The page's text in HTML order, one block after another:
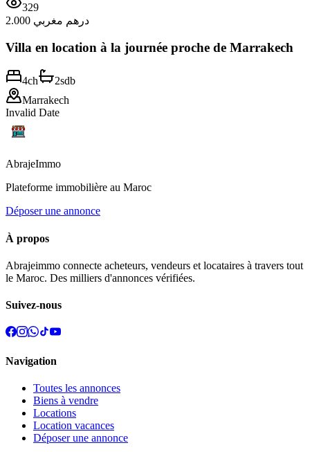
329
2.000 درهم مغربي
Villa en location à la journée proche de Marrakech
4ch 2sdb
Marrakech
Invalid Date
AbrajeImmo
Plateforme immobilière au Maroc
Déposer une annonce
À propos
Abrajeimmo connecte acheteurs, vendeurs et locataires à travers tout
le Maroc. Des milliers d'annonces vérifiées.
Suivez-nous
Navigation
Toutes les annonces
Biens à vendre
Locations
Location vacances
Déposer une annonce